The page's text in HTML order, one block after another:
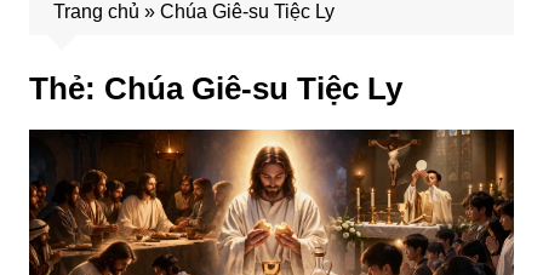
Trang chủ » Chúa Giê-su Tiệc Ly
Thẻ: Chúa Giê-su Tiệc Ly